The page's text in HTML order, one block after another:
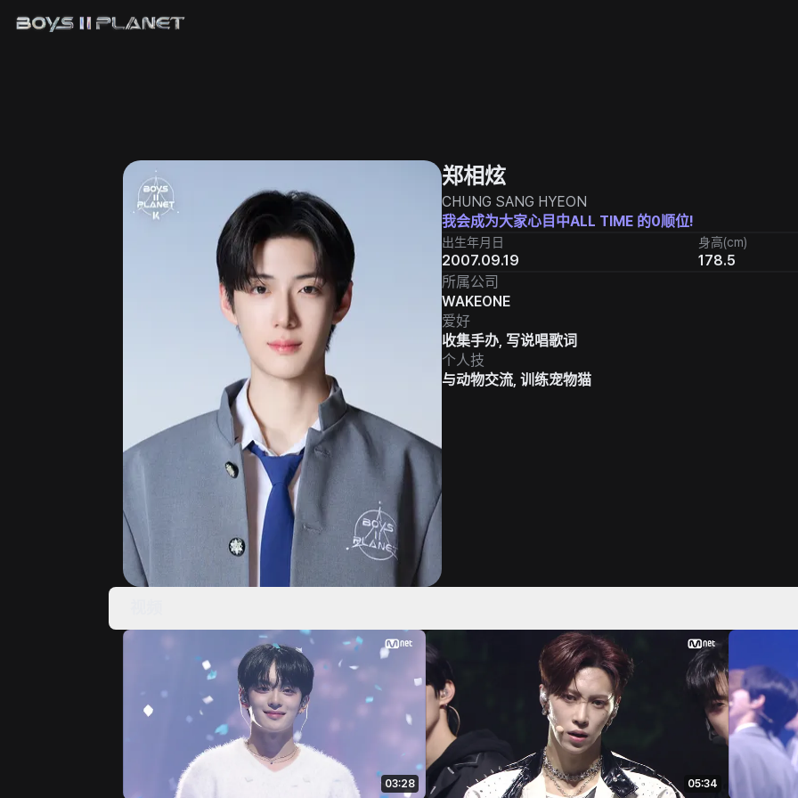
郑相炫
CHUNG SANG HYEON
我会成为大家心目中ALL TIME 的0顺位!
出生年月日
2007.09.19
身高(cm)
178.5
所属公司
WAKEONE
爱好
收集手办, 写说唱歌词
个人技
与动物交流, 训练宠物猫
03:28 05:34